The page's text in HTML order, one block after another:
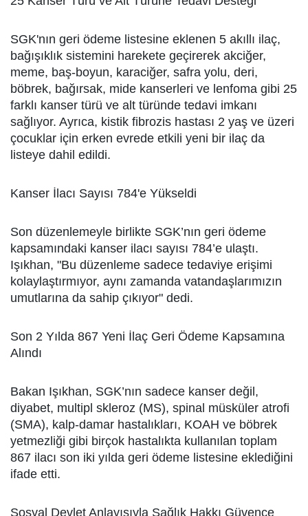
SGK'nın geri ödeme listesine eklenen 5 akıllı ilaç,
bağışıklık sistemini harekete geçirerek akciğer,
meme, baş-boyun, karaciğer, safra yolu, deri,
böbrek, bağırsak, mide kanserleri ve lenfoma gibi 25
farklı kanser türü ve alt türünde tedavi imkanı
sağlıyor. Ayrıca, kistik fibrozis hastası 2 yaş ve üzeri
çocuklar için erken evrede etkili yeni bir ilaç da
listeye dahil edildi.
Kanser İlacı Sayısı 784'e Yükseldi
Son düzenlemeyle birlikte SGK’nın geri ödeme
kapsamındaki kanser ilacı sayısı 784’e ulaştı.
Işıkhan, "Bu düzenleme sadece tedaviye erişimi
kolaylaştırmıyor, aynı zamanda vatandaşlarımızın
umutlarına da sahip çıkıyor" dedi.
Son 2 Yılda 867 Yeni İlaç Geri Ödeme Kapsamına
Alındı
Bakan Işıkhan, SGK’nın sadece kanser değil,
diyabet, multipl skleroz (MS), spinal müsküler atrofi
(SMA), kalp-damar hastalıkları, KOAH ve böbrek
yetmezliği gibi birçok hastalıkta kullanılan toplam
867 ilacı son iki yılda geri ödeme listesine eklediğini
ifade etti.
Sosyal Devlet Anlayışıyla Sağlık Hakkı Güvence